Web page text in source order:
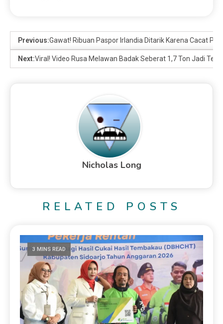
Previous:Gawat! Ribuan Paspor Irlandia Ditarik Karena Cacat
Next:Viral! Video Rusa Melawan Badak Seberat 1,7 Ton Jadi
Nicholas Long
RELATED POSTS
3 MINS READ